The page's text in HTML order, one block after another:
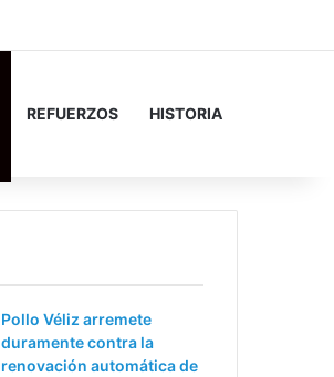
REFUERZOS HISTORIA
Pollo Véliz arremete
duramente contra la
renovación automática de